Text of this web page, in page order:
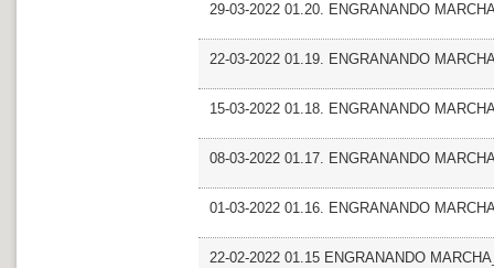
29-03-2022 01.20. ENGRANANDO
22-03-2022 01.19. ENGRANANDO
15-03-2022 01.18. ENGRANANDO
08-03-2022 01.17. ENGRANANDO
01-03-2022 01.16. ENGRANANDO
22-02-2022 01.15 ENGRANANDO